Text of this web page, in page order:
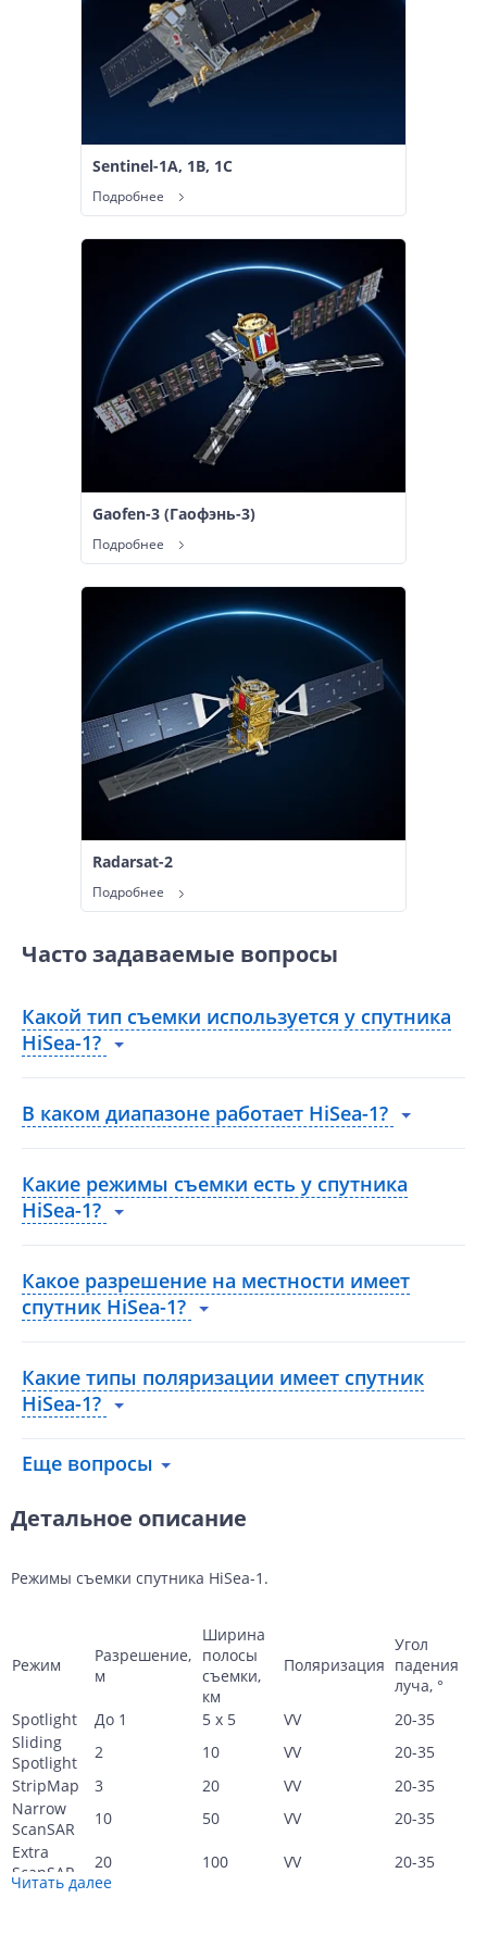
Sentinel-1A, 1B, 1С
Подробнее
Gaofen-3 (Гаофэнь-3)
Подробнее
Radarsat-2
Подробнее
Часто задаваемые вопросы
Какой тип съемки используется у спутника
HiSea-1?
В каком диапазоне работает HiSea-1?
Какие режимы съемки есть у спутника
HiSea-1?
Какое разрешение на местности имеет
спутник HiSea-1?
Какие типы поляризации имеет спутник
HiSea-1?
Еще вопросы
Детальное описание
Режимы съемки спутника HiSea-1.
Режим
Разрешение,
м
Ширина
полосы
съемки,
км
Поляризация
Угол
падения
луча, °
Spotlight
До 1 5 x 5 VV
20-35
Sliding
Spotlight
2 10 VV
20-35
StripMap
3 20 VV
20-35
Narrow
ScanSAR
10 50 VV
20-35
Extra
ScanSAR
20 100 VV 20-35
Читать далее